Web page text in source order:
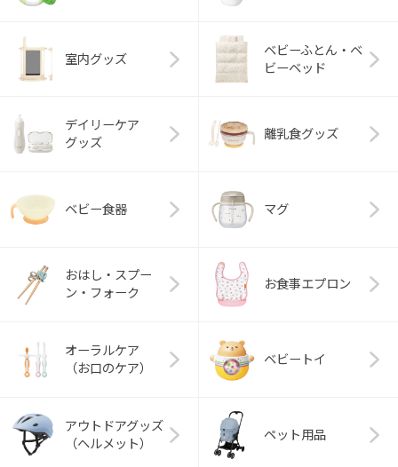
室内グッズ
ベビーふとん・ベ
ビーベッド
デイリーケア
グッズ
離乳食グッズ
ベビー食器 マグ
おはし・スプー
ン・フォーク
お食事エプロン
オーラルケア
（お口のケア）
ベビートイ
アウトドアグッズ
（ヘルメット）
ペット用品